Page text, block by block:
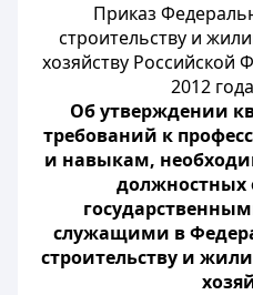
Приказ
строительству и
хозяйству Российской
2012
Об утверждении
требований к
и навыкам,
должностных
служащими в
строительству и